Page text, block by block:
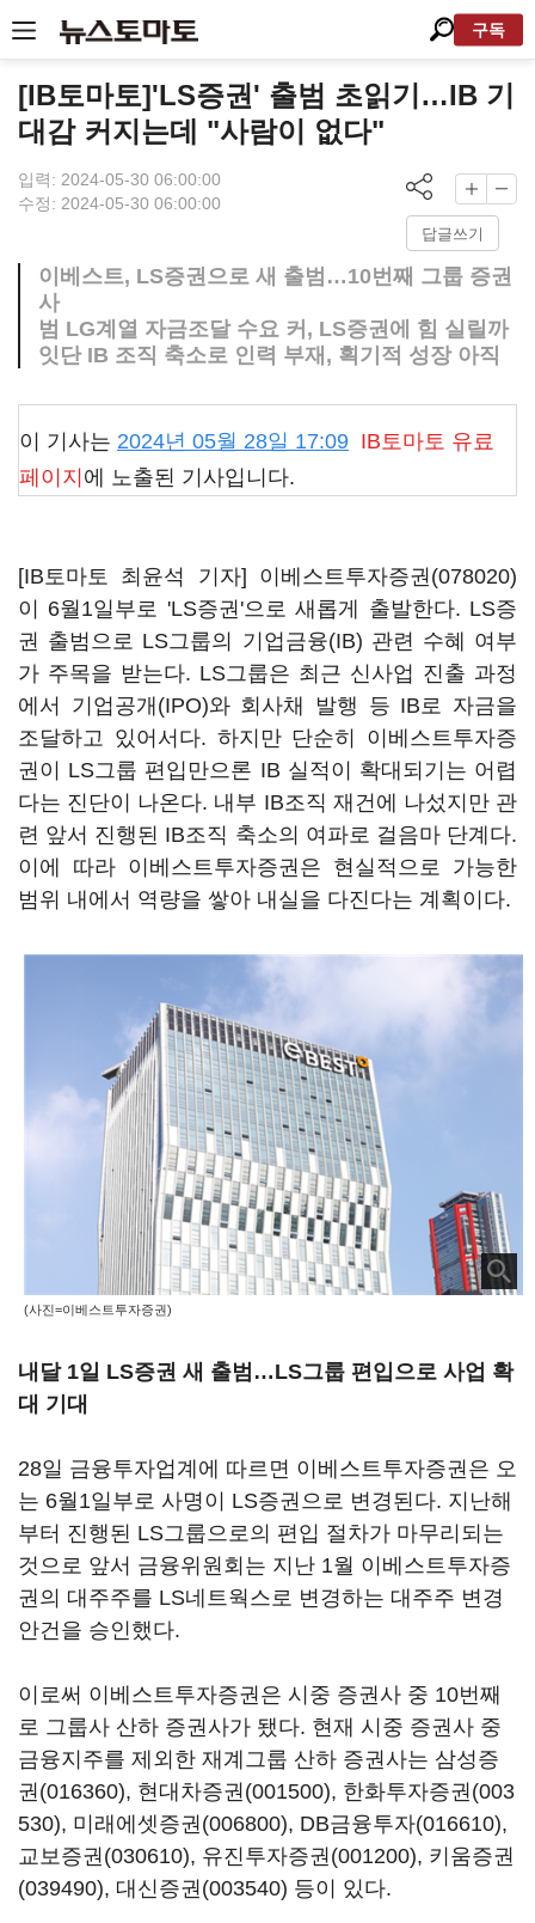
구독
[IB토마토]'LS증권' 출범 초읽기…IB 기
대감 커지는데 "사람이 없다"
입력: 2024-05-30 06:00:00
수정: 2024-05-30 06:00:00
답글쓰기
이베스트, LS증권으로 새 출범…10번째 그룹 증권
사
범 LG계열 자금조달 수요 커, LS증권에 힘 실릴까
잇단 IB 조직 축소로 인력 부재, 획기적 성장 아직
이 기사는 2024년 05월 28일 17:09 IB토마토 유료
페이지 에 노출된 기사입니다.
[IB토마토 최윤석 기자] 이베스트투자증권(078020)
이 6월1일부로 'LS증권'으로 새롭게 출발한다. LS증
권 출범으로 LS그룹의 기업금융(IB) 관련 수혜 여부
가 주목을 받는다. LS그룹은 최근 신사업 진출 과정
에서 기업공개(IPO)와 회사채 발행 등 IB로 자금을
조달하고 있어서다. 하지만 단순히 이베스트투자증
권이 LS그룹 편입만으론 IB 실적이 확대되기는 어렵
다는 진단이 나온다. 내부 IB조직 재건에 나섰지만 관
련 앞서 진행된 IB조직 축소의 여파로 걸음마 단계다.
이에 따라 이베스트투자증권은 현실적으로 가능한
범위 내에서 역량을 쌓아 내실을 다진다는 계획이다.
(사진=이베스트투자증권)
내달 1일 LS증권 새 출범…LS그룹 편입으로 사업 확
대 기대
28일 금융투자업계에 따르면 이베스트투자증권은 오
는 6월1일부로 사명이 LS증권으로 변경된다. 지난해
부터 진행된 LS그룹으로의 편입 절차가 마무리되는
것으로 앞서 금융위원회는 지난 1월 이베스트투자증
권의 대주주를 LS네트웍스로 변경하는 대주주 변경
안건을 승인했다.
이로써 이베스트투자증권은 시중 증권사 중 10번째
로 그룹사 산하 증권사가 됐다. 현재 시중 증권사 중
금융지주를 제외한 재계그룹 산하 증권사는 삼성증
권(016360), 현대차증권(001500), 한화투자증권(003
530), 미래에셋증권(006800), DB금융투자(016610),
교보증권(030610), 유진투자증권(001200), 키움증권
(039490), 대신증권(003540) 등이 있다.